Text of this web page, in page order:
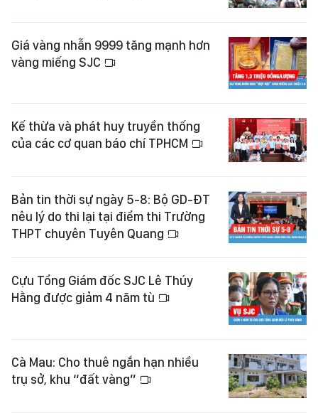
Giá vàng nhẫn 9999 tăng mạnh hơn
vàng miếng SJC
Kế thừa và phát huy truyền thống
của các cơ quan báo chí TPHCM
Bản tin thời sự ngày 5-8: Bộ GD-ĐT
nêu lý do thi lại tại điểm thi Trường
THPT chuyên Tuyên Quang
Cựu Tổng Giám đốc SJC Lê Thúy
Hằng được giảm 4 năm tù
Cà Mau: Cho thuê ngắn hạn nhiều
trụ sở, khu “đất vàng”